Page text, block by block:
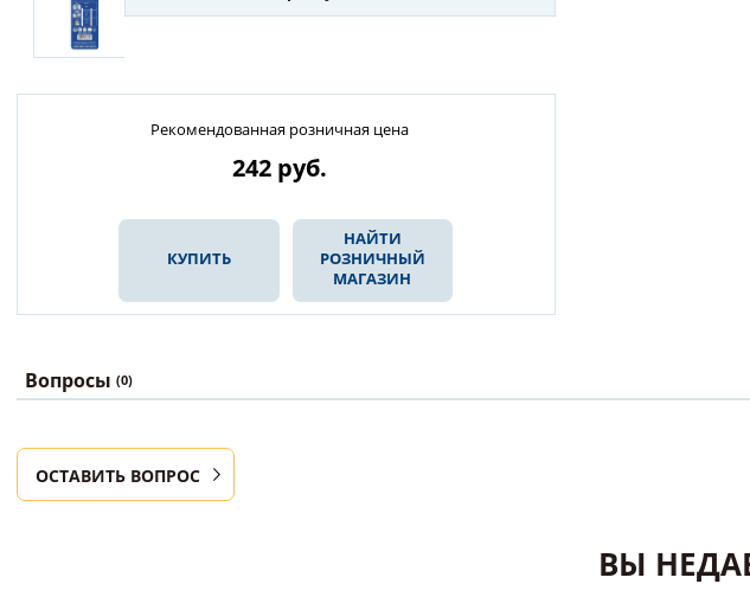
Рекомендованная розничная цена
242 руб.
КУПИТЬ
НАЙТИ
РОЗНИЧНЫЙ
МАГАЗИН
Вопросы (0)
ОСТАВИТЬ ВОПРОС
ВЫ